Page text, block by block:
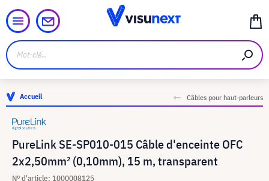
Accueil Câbles pour haut-parleurs
PureLink SE-SP010-015 Câble d'enceinte OFC
2x2,50mm² (0,10mm), 15 m, transparent
N° d'article: 1000008125